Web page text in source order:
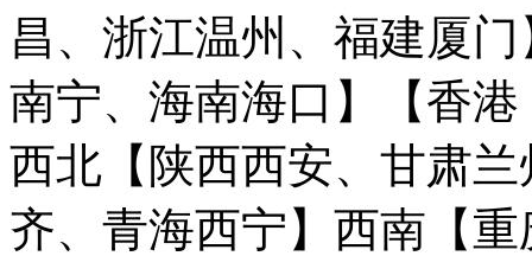
昌、浙江温州、福建厦门
南宁、海南海口】
【香
西北【陕西西安、甘肃
齐、青海西宁】 西南【